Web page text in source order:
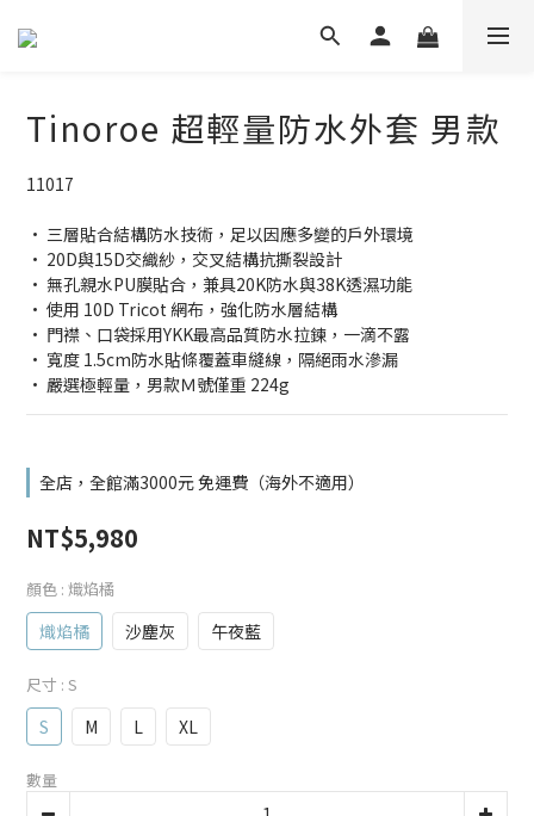
Tinoroe 超輕量防水外套 男款
11017
· 三層貼合結構防水技術，足以因應多變的戶外環境
· 20D與15D交織紗，交叉結構抗撕裂設計
· 無孔親水PU膜貼合，兼具20K防水與38K透濕功能
· 使用 10D Tricot 網布，強化防水層結構
· 門襟、口袋採用YKK最高品質防水拉鍊，一滴不露
· 寬度 1.5cm防水貼條覆蓋車縫線，隔絕雨水滲漏
· 嚴選極輕量，男款Ｍ號僅重 224g
全店，全館滿3000元 免運費（海外不適用）
NT$5,980
顏色 : 熾焰橘
熾焰橘 沙塵灰 午夜藍
尺寸 : S
S M L XL
數量